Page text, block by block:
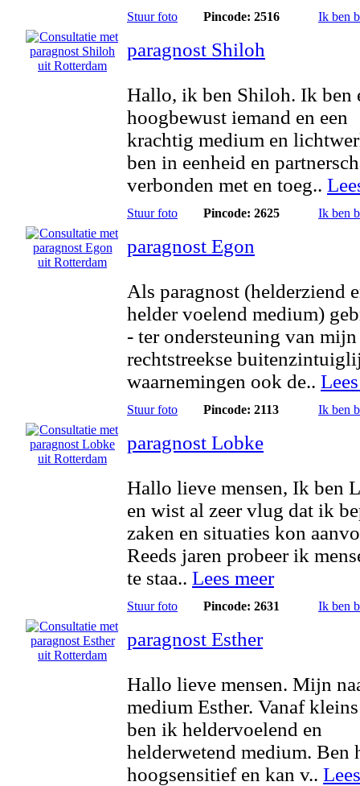
Stuur foto Pincode: 2516 Ik ben
paragnost Shiloh
Hallo, ik ben Shiloh. Ik ben
hoogbewust iemand en een
krachtig medium en
ben in eenheid en
verbonden met en toeg..
Stuur foto Pincode: 2625 Ik ben
paragnost Egon
Als paragnost (helderziend
helder voelend medium)
- ter ondersteuning van mijn
rechtstreekse
waarnemingen ook de..
Stuur foto Pincode: 2113 Ik ben
paragnost Lobke
Hallo lieve mensen, Ik ben
en wist al zeer vlug dat ik
zaken en situaties kon
Reeds jaren probeer ik
te staa.. Lees meer
Stuur foto Pincode: 2631 Ik ben
paragnost Esther
Hallo lieve mensen. Mijn
medium Esther. Vanaf
ben ik heldervoelend en
helderwetend medium. Ben
hoogsensitief en kan v..